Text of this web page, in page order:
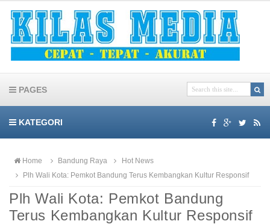
PAGES
KATEGORI
Home Bandung Raya
Hot News
Plh Wali Kota: Pemkot Bandung Terus Kembangkan Kultur Responsif
Plh Wali Kota: Pemkot Bandung
Terus Kembangkan Kultur Responsif